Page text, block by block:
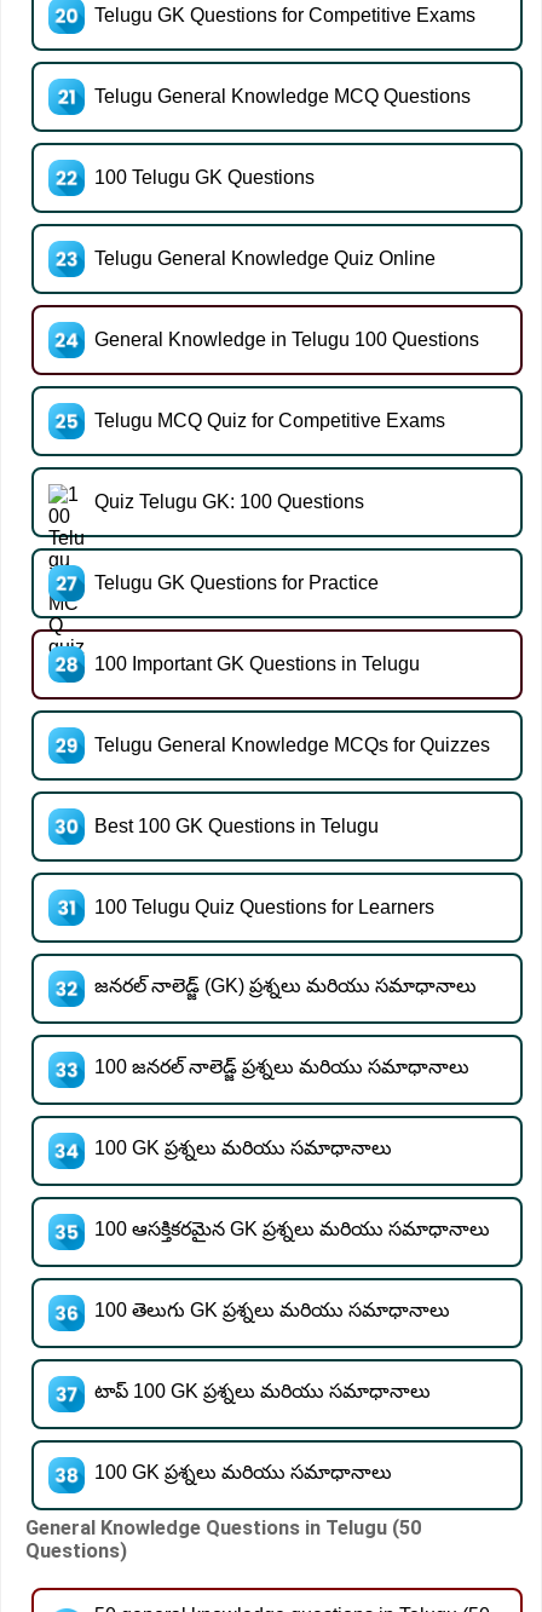
Telugu GK Questions for Competitive Exams
Telugu General Knowledge MCQ Questions
100 Telugu GK Questions
Telugu General Knowledge Quiz Online
General Knowledge in Telugu 100 Questions
Telugu MCQ Quiz for Competitive Exams
Quiz Telugu GK: 100 Questions
Telugu GK Questions for Practice
100 Important GK Questions in Telugu
Telugu General Knowledge MCQs for Quizzes
Best 100 GK Questions in Telugu
100 Telugu Quiz Questions for Learners
జనరల్ నాలెడ్జ్ (GK) ప్రశ్నలు మరియు సమాధానాలు
100 జనరల్ నాలెడ్జ్ ప్రశ్నలు మరియు సమాధానాలు
100 GK ప్రశ్నలు మరియు సమాధానాలు
100 ఆసక్తికరమైన GK ప్రశ్నలు మరియు సమాధానాలు
100 తెలుగు GK ప్రశ్నలు మరియు సమాధానాలు
టాప్ 100 GK ప్రశ్నలు మరియు సమాధానాలు
100 GK ప్రశ్నలు మరియు సమాధానాలు
General Knowledge Questions in Telugu (50
Questions)